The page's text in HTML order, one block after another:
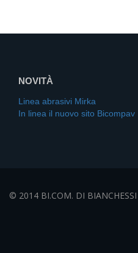
NOVITÀ
Linea abrasivi Mirka
In linea il nuovo sito Bicompav
© 2014 BI.COM. DI